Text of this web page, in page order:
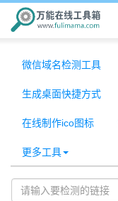
微信域名检测工具
生成桌面快捷方式
在线制作ico图标
更多工具